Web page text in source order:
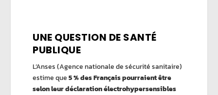
UNE QUESTION DE SANTÉ
PUBLIQUE
L’Anses(Agence nationale de sécurité sanitaire)
estime que5 % des Français pourraient être
selon leur déclaration électrohypersensibles